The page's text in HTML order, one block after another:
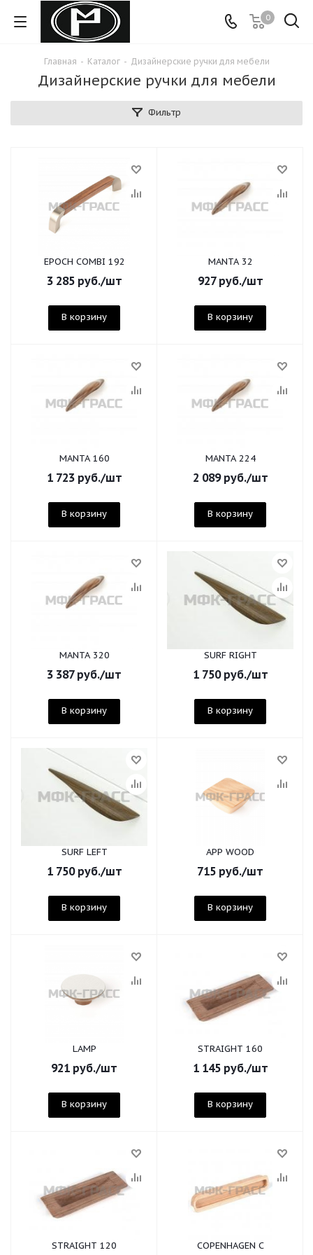
0
Главная - Каталог - Дизайнерские ручки для мебели
Дизайнерские ручки для мебели
Фильтр
EPOCH COMBI 192
3 285руб./шт
В корзину
MANTA 32
927руб./шт
В корзину
MANTA 160
1 723руб./шт
В корзину
MANTA 224
2 089руб./шт
В корзину
MANTA 320
3 387руб./шт
В корзину
SURF RIGHT
1 750руб./шт
В корзину
SURF LEFT
1 750руб./шт
В корзину
APP WOOD
715 руб./шт
В корзину
LAMP
921 руб./шт
В корзину
STRAIGHT 160
1 145руб./шт
В корзину
STRAIGHT 120 COPENHAGEN C